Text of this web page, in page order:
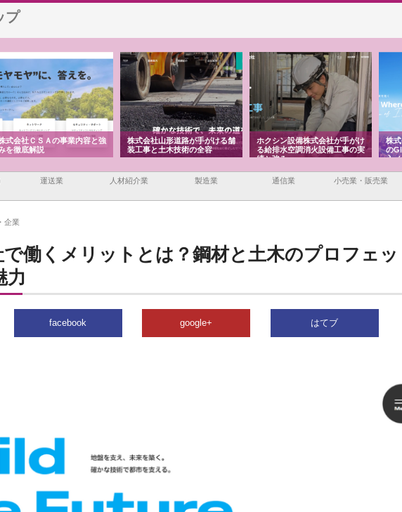
プ
式会社ＣＳＡの事業内容と強
を徹底解説
株式会社山形道路が手がける舗
装工事と土木技術の全容
ホクシン設備株式会社が手がけ
る給排水空調消火設備工事の実
績と強み
株
の
入
運送業 人材紹介業 製造業 通信業 小売業・販売業
企業
で働くメリットとは？鋼材と土木のプロフェッ
力
facebook google+ はてブ